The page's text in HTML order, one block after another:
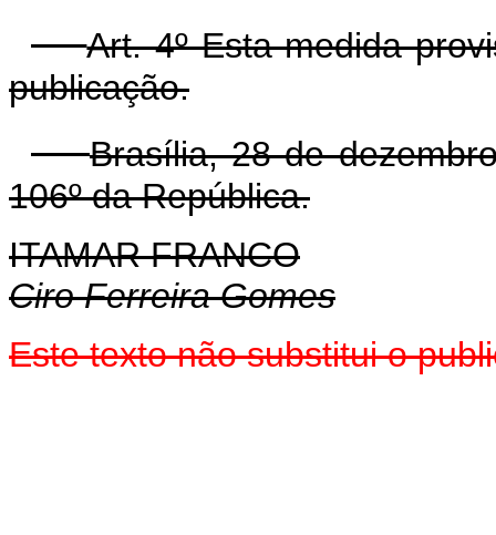
Art. 4º Esta medida
publicação.
Brasília, 28 de
106º da República.
ITAMAR FRANCO
Ciro Ferreira Gomes
Este texto não substitui o